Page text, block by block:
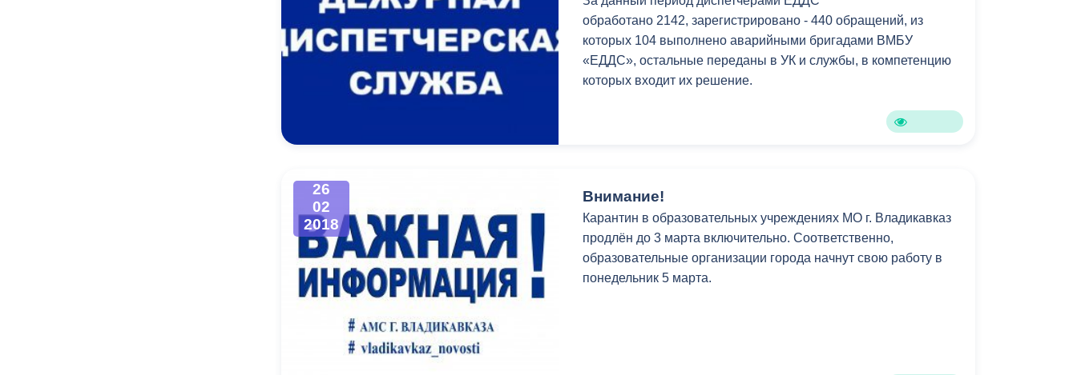
Незаконное строительство
Информация о результатах
Порядок обжалования решений и
действий органов местного
самоуправления
Информация финансового
Муниципальный контроль Выборы 2026
обработано 2142, зарегистрировано - 440 обращений, из
которых 104 выполнено аварийными бригадами ВМБУ
«ЕДДС», остальные переданы в УК и службы, в компетенцию
которых входит их решение.
26
02
2018
Внимание!
Карантин в образовательных учреждениях МО г. Владикавказ
продлён до 3 марта включительно. Соответственно,
образовательные организации города начнут свою работу в
понедельник 5 марта.